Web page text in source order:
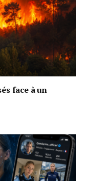
face à un